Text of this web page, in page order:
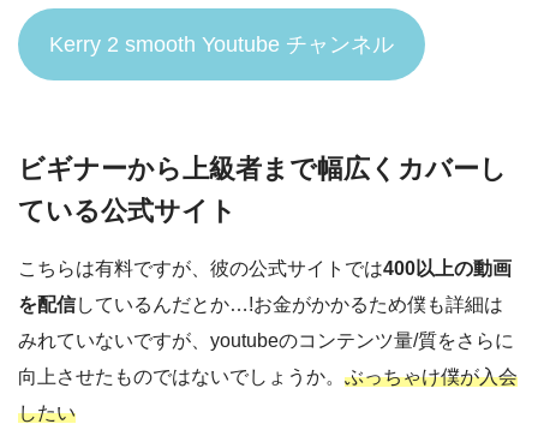
Kerry 2 smooth Youtube チャンネル
ビギナーから上級者まで幅広くカバーし
ている公式サイト
こちらは有料ですが、彼の公式サイトでは400以上の動画
を配信しているんだとか…!お金がかかるため僕も詳細は
みれていないですが、youtubeのコンテンツ量/質をさらに
向上させたものではないでしょうか。 ぶっちゃけ僕が入会
したい